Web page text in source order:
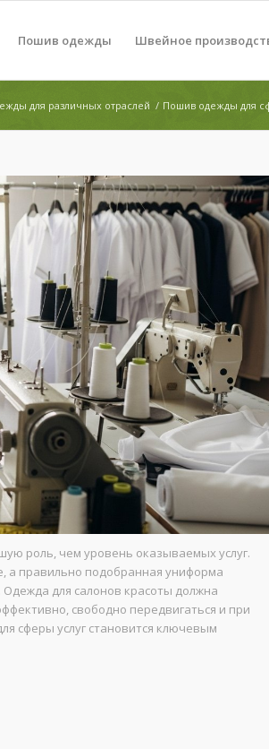
Пошив одежды Швейное
для различных отраслей / Пошив одежды для
роль, чем уровень оказываемых услуг.
а правильно подобранная униформа
для салонов красоты должна
свободно передвигаться и при
сферы услуг становится ключевым